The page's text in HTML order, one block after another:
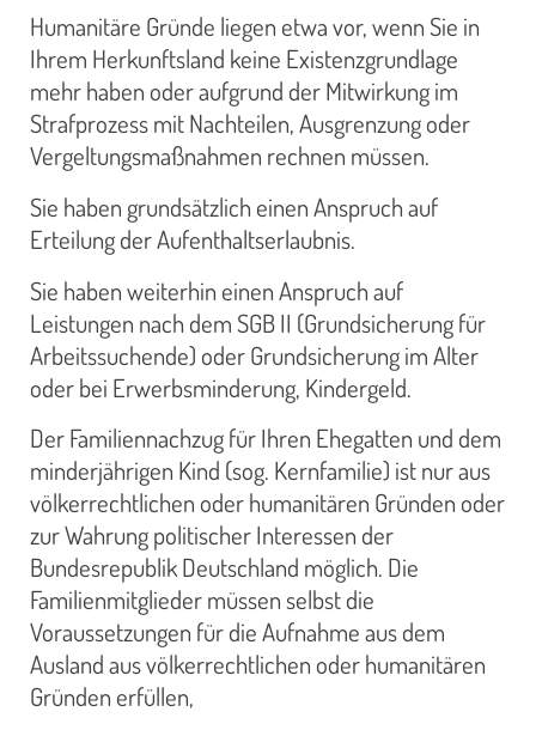
Humanitäre Gründe liegen etwa vor, wenn Sie in
Ihrem Herkunftsland keine Existenzgrundlage
mehr haben oder aufgrund der Mitwirkung im
Strafprozess mit Nachteilen, Ausgrenzung oder
Vergeltungsmaßnahmen rechnen müssen.
Sie haben grundsätzlich einen Anspruch auf
Erteilung der Aufenthaltserlaubnis.
Sie haben weiterhin einen Anspruch auf
Leistungen nach dem SGB II (Grundsicherung für
Arbeitssuchende) oder Grundsicherung im Alter
oder bei Erwerbsminderung, Kindergeld.
Der Familiennachzug für Ihren Ehegatten und dem
minderjährigen Kind (sog. Kernfamilie) ist nur aus
völkerrechtlichen oder humanitären Gründen oder
zur Wahrung politischer Interessen der
Bundesrepublik Deutschland möglich. Die
Familienmitglieder müssen selbst die
Voraussetzungen für die Aufnahme aus dem
Ausland aus völkerrechtlichen oder humanitären
Gründen erfüllen,